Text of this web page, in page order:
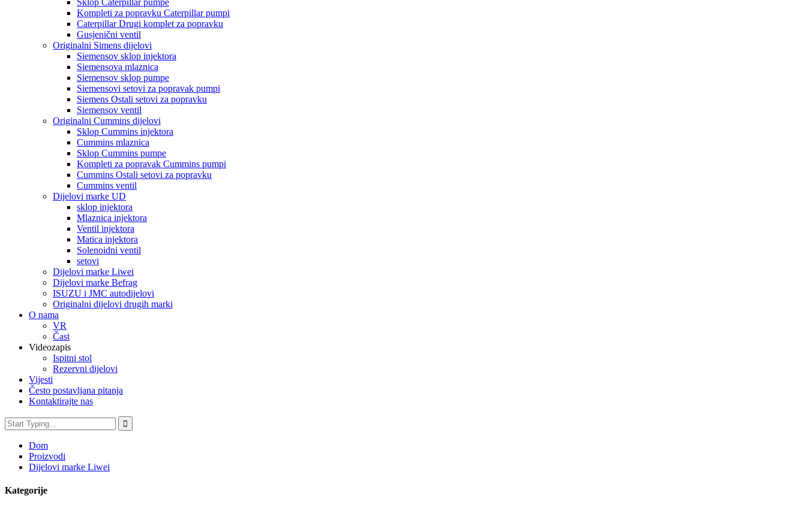
Sklop Caterpillar pumpe
Kompleti za popravku Caterpillar pumpi
Caterpillar Drugi komplet za popravku
Gusjenični ventil
Originalni Simens dijelovi
Siemensov sklop injektora
Siemensova mlaznica
Siemensov sklop pumpe
Siemensovi setovi za popravak pumpi
Siemens Ostali setovi za popravku
Siemensov ventil
Originalni Cummins dijelovi
Sklop Cummins injektora
Cummins mlaznica
Sklop Cummins pumpe
Kompleti za popravak Cummins pumpi
Cummins Ostali setovi za popravku
Cummins ventil
Dijelovi marke UD
sklop injektora
Mlaznica injektora
Ventil injektora
Matica injektora
Solenoidni ventil
setovi
Dijelovi marke Liwei
Dijelovi marke Befrag
ISUZU i JMC autodijelovi
Originalni dijelovi drugih marki
O nama
VR
Čast
Videozapis
Ispitni stol
Rezervni dijelovi
Vijesti
Često postavljana pitanja
Kontaktirajte nas
Dom
Proizvodi
Dijelovi marke Liwei
Kategorije